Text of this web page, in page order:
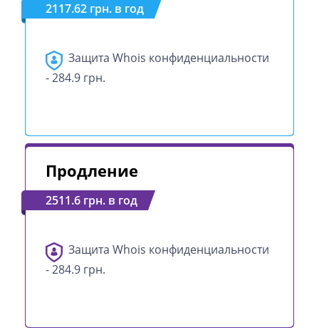
2117.62 грн. в год
Защита Whois конфиденциальности
- 284.9 грн.
Продление
2511.6 грн. в год
Защита Whois конфиденциальности
- 284.9 грн.